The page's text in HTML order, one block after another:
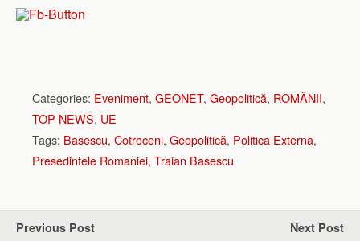
Categories: Eveniment, GEONET, Geopolitică, ROMÂNII,
TOP NEWS, UE
Tags: Basescu, Cotroceni, Geopolitică, Politica Externa,
Presedintele Romaniei, Traian Basescu
Previous Post Next Post